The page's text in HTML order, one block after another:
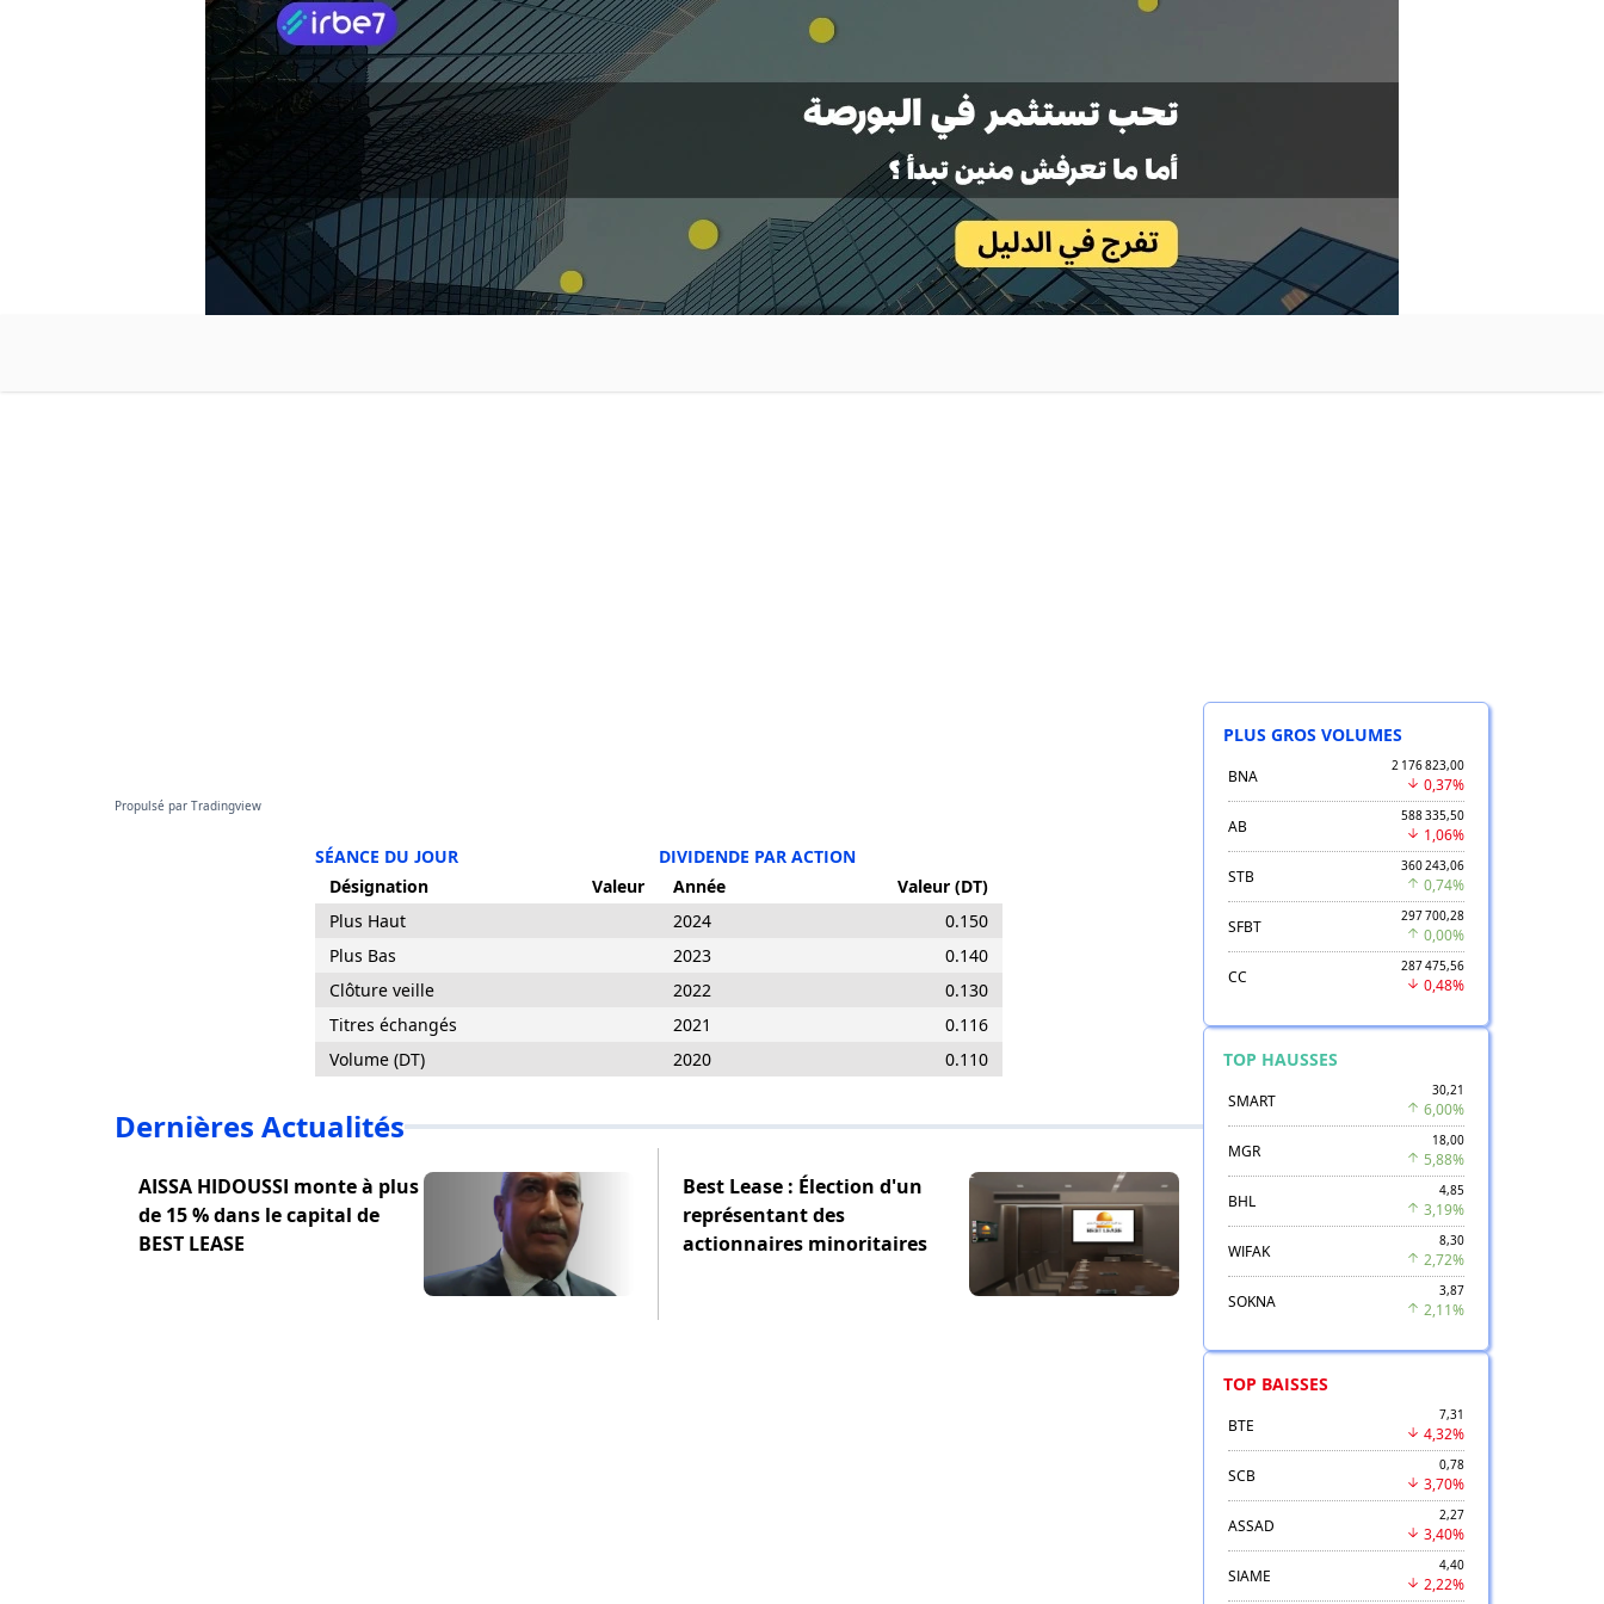
Propulsé par Tradingview
SÉANCE DU JOUR
Désignation
Valeur
Plus Haut
Plus Bas
Clôture veille
Titres échangés
Volume (DT)
DIVIDENDE PAR ACTION
Année
Valeur (DT)
2024
0.150
2023
0.140
2022
0.130
2021
0.116
2020
0.110
Dernières Actualités
AISSA HIDOUSSI monte à plus
de 15 % dans le capital de
BEST LEASE
Best Lease : Élection d'un
représentant des
actionnaires minoritaires
PLUS GROS VOLUMES
BNA
2 176 823,00
0,37%
AB
588 335,50
1,06%
STB
360 243,06
0,74%
SFBT
297 700,28
0,00%
CC
287 475,56
0,48%
TOP HAUSSES
SMART
30,21
6,00%
MGR
18,00
5,88%
BHL
4,85
3,19%
WIFAK
8,30
2,72%
SOKNA
3,87
2,11%
TOP BAISSES
BTE
7,31
4,32%
SCB
0,78
3,70%
ASSAD
2,27
3,40%
SIAME
4,40
2,22%